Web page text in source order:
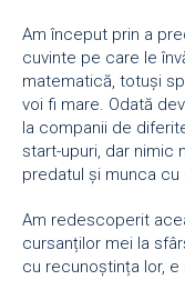
Am început prin a
cuvinte pe care le
matematică, totuși
voi fi mare. Odată
la companii de
start-upuri, dar nimic
predatul și munca cu
Am redescoperit
cursanților mei la
cu recunoștința lor,